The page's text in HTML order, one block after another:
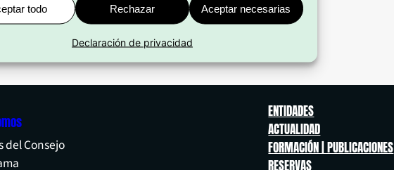
todo Rechazar Aceptar necesarias
Declaración de privacidad
del Consejo
ENTIDADES
ACTUALIDAD
FORMACIÓN | PUBLICACIONES
RESERVAS